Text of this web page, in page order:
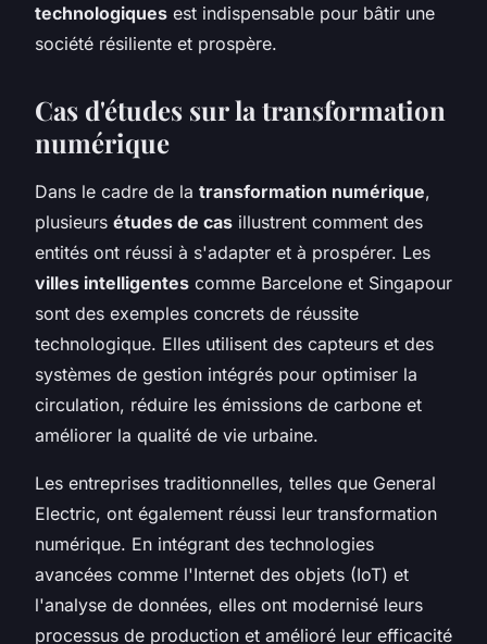
technologiques est indispensable pour bâtir une
société résiliente et prospère.
Cas d'études sur la transformation
numérique
Dans le cadre de la transformation numérique,
plusieurs études de cas illustrent comment des
entités ont réussi à s'adapter et à prospérer. Les
villes intelligentes comme Barcelone et Singapour
sont des exemples concrets de réussite
technologique. Elles utilisent des capteurs et des
systèmes de gestion intégrés pour optimiser la
circulation, réduire les émissions de carbone et
améliorer la qualité de vie urbaine.
Les entreprises traditionnelles, telles que General
Electric, ont également réussi leur transformation
numérique. En intégrant des technologies
avancées comme l'Internet des objets (IoT) et
l'analyse de données, elles ont modernisé leurs
processus de production et amélioré leur efficacité